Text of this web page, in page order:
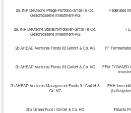
25. INP Deutsche Pflege Portfolio GmbH & Co.
Geschlossene Investment-KG
Federated
26. INP Deutsche Sozialimmobilien GmbH & Co.
Geschlossene Investment-KG
2b AHEAD Ventures Fonds 02 GmbH & Co. KG FF
2b AHEAD Ventures Fonds 03 GmbH & Co. KG
FFM TOWAER
2b AHEAD Ventures Management Fonds 01 GmbH &
Co. KG
FHH
2bx Urban Fund I GmbH & Co. KG Fidante